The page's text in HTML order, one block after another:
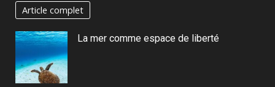
Article complet
La mer comme espace de liberté